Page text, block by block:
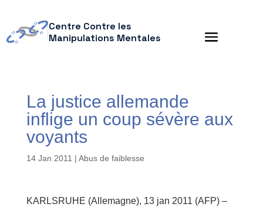
Centre Contre les
Manipulations Mentales
La justice allemande
inflige un coup sévère aux
voyants
14 Jan 2011 | Abus de faiblesse
KARLSRUHE (Allemagne), 13 jan 2011 (AFP) –